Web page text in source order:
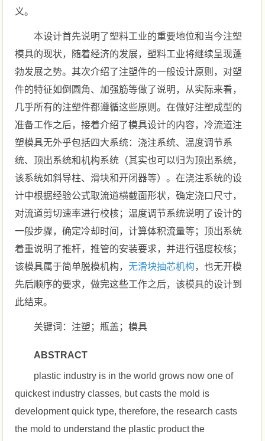
义。
本设计首先说明了塑料工业的重要地位和当今注塑
模具的现状，随着经济的发展，塑料工业将继续呈现蓬
勃发展之势。其次介绍了注塑件的一般设计原则，对塑
件的特征如倒圆角、加强筋等做了说明，从实际来看，
几乎所有的注塑件都遵循这些原则。在做好注塑成型的
准备工作之后，接着介绍了模具设计的内容，冷流道注
塑模具无外乎包括四大系统：浇注系统、温度调节系
统、顶出系统和机构系统（其实也可以归为顶出系统，
该系统如斜导柱、滑块和开闭器等）。在浇注系统的设
计中根据经验公式取流道横截面形状，确定浇口尺寸，
对流道剪切速率进行校核；温度调节系统说明了设计的
一般步骤，确定冷却时间，计算体积流量等；顶出系统
着重说明了推杆，推管的安装要求，并进行强度校核；
该模具属于简单脱模机构，无滑块抽芯机构，也无开模
先后顺序的要求，做完这些工作之后，该模具的设计到
此结束。
关键词：注塑；瓶盖；模具
ABSTRACT
plastic industry is in the world grows now one of
quickest industry classes, but casts the mold is
development quick type, therefore, the research casts
the mold to understand the plastic product the